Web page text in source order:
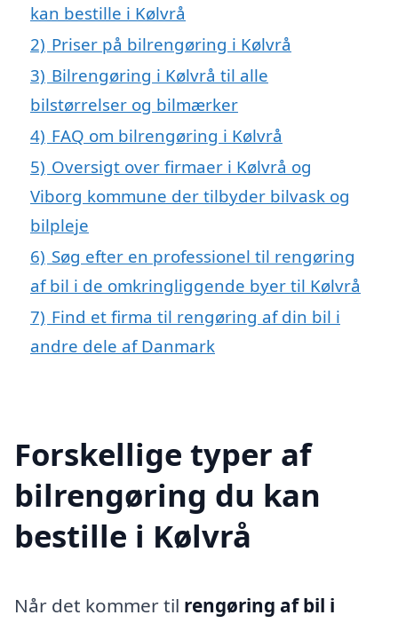
kan bestille i Kølvrå
2) Priser på bilrengøring i Kølvrå
3) Bilrengøring i Kølvrå til alle
bilstørrelser og bilmærker
4) FAQ om bilrengøring i Kølvrå
5) Oversigt over firmaer i Kølvrå og
Viborg kommune der tilbyder bilvask og
bilpleje
6) Søg efter en professionel til rengøring
af bil i de omkringliggende byer til Kølvrå
7) Find et firma til rengøring af din bil i
andre dele af Danmark
Forskellige typer af
bilrengøring du kan
bestille i Kølvrå
Når det kommer til rengøring af bil i